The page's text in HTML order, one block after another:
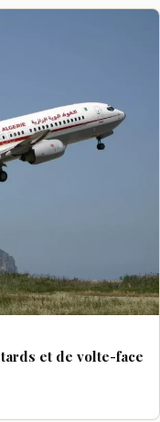
et de volte-face